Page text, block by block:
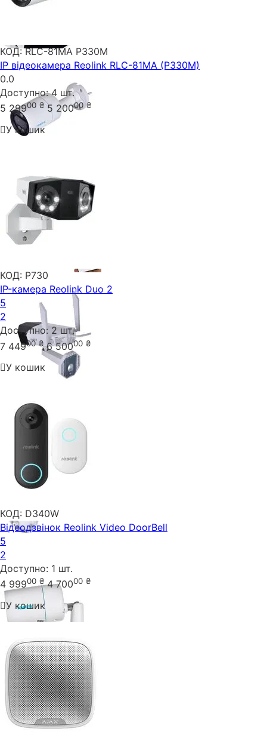
КОД: RLC-81MA P330M
IP відеокамера Reolink RLC-81MA (P330M)
0.0
Доступно: 4 шт.
5 29900 ₴ 5 20000 ₴
У кошик
КОД: P730
IP-камера Reolink Duo 2
5
2
Доступно: 2 шт.
7 44900 ₴ 6 50000 ₴
У кошик
КОД: D340W
Відеодзвінок Reolink Video DoorBell
5
2
Доступно: 1 шт.
4 99900 ₴ 4 70000 ₴
У кошик